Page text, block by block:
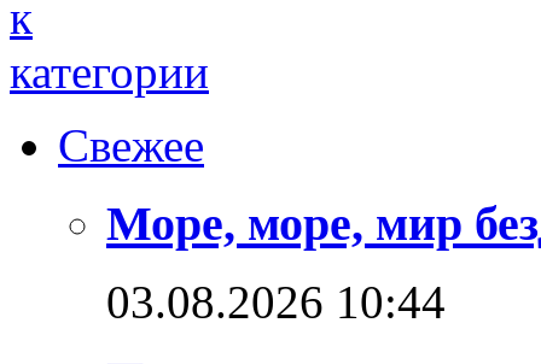
Свежее
Море, море, мир
03.08.2026 10:44